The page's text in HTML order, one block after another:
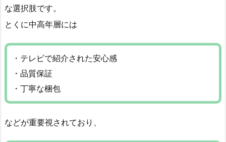
な選択肢です。
とくに中高年層には
・テレビで紹介された安心感
・品質保証
・丁寧な梱包
などが重要視されており、